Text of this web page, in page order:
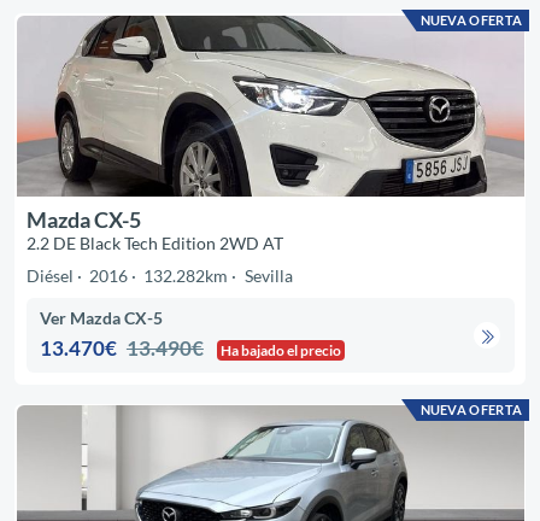
NUEVA OFERTA
Mazda CX-5
2.2 DE Black Tech Edition 2WD AT
Diésel
2016 132.282km Sevilla
Ver Mazda CX-5
13.470€ 13.490€ Ha bajado el precio
NUEVA OFERTA